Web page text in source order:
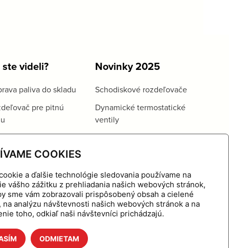
COOKIES
a ďalšie technológie sledovania používame na
vášho zážitku z prehliadania našich webových stránok,
sme vám zobrazovali prispôsobený obsah a cielené
na analýzu návštevnosti našich webových stránok a na
toho, odkiaľ naši návštevníci prichádzajú.
ODMIETAM
videli?
paliva do skladu
pre pitnú
Novinky 2025
Schodiskové rozdeľovače
Dynamické termostatické
ventily
Referencie